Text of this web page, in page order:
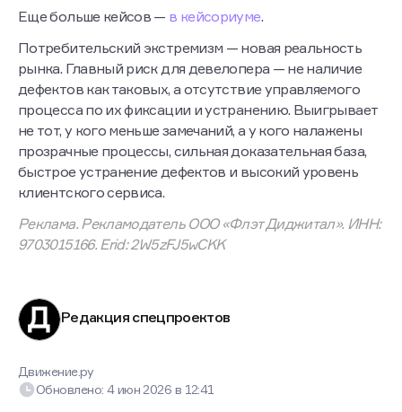
Еще больше кейсов — в кейсориуме.
Потребительский экстремизм — новая реальность
рынка. Главный риск для девелопера — не наличие
дефектов как таковых, а отсутствие управляемого
процесса по их фиксации и устранению. Выигрывает
не тот, у кого меньше замечаний, а у кого налажены
прозрачные процессы, сильная доказательная база,
быстрое устранение дефектов и высокий уровень
клиентского сервиса.
Реклама. Рекламодатель ООО «Флэт Диджитал». ИНН:
9703015166. Erid: 2W5zFJ5wCKK
Редакция спецпроектов
Движение.ру
Обновлено: 4 июн 2026 в 12:41